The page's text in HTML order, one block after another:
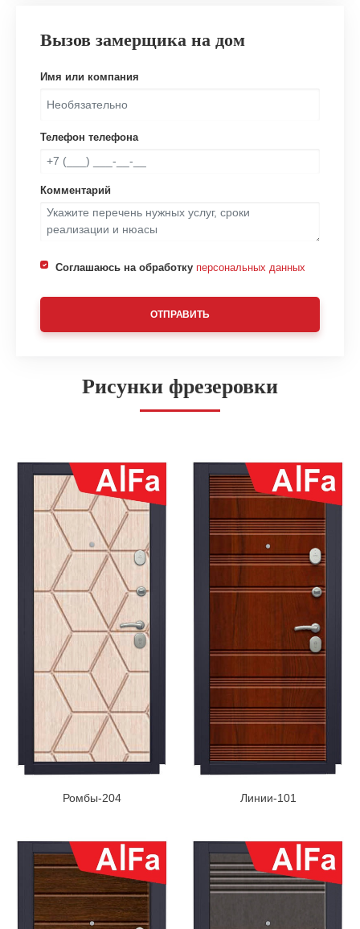
Вызов замерщика на дом
Имя или компания
Телефон телефона
Комментарий
Соглашаюсь на обработку персональных данных
ОТПРАВИТЬ
Рисунки фрезеровки
Ромбы-204 Линии-101